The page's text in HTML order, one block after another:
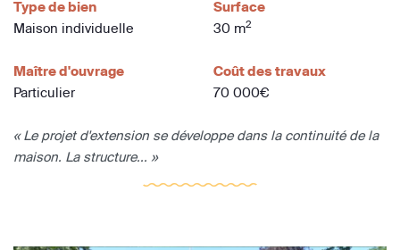
Type de bien
Maison individuelle
Surface
30 m2
Maître d'ouvrage
Particulier
Coût des travaux
70 000€
« Le projet d'extension se développe dans la continuité de la
maison. La structure... »